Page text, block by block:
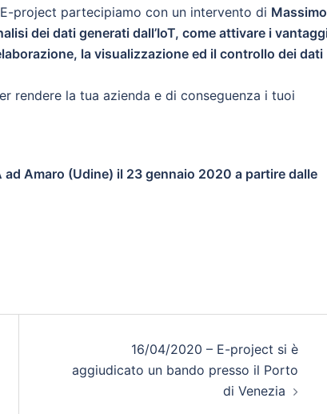
project partecipiamo con un intervento di Massimo
dei dati generati dall’IoT, come attivare i
la visualizzazione ed il controllo dei dati
rendere la tua azienda e di conseguenza i tuoi
ad Amaro (Udine) il 23 gennaio 2020 a partire dalle
16/04/2020 – E-project si è
aggiudicato un bando presso il Porto
di Venezia